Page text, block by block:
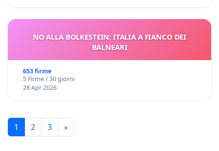
NO ALLA BOLKESTEIN: ITALIA A FIANCO DEI
BALNEARI
653 firme
5 Firme / 30 giorni
28 Apr 2026
1 2 3 »